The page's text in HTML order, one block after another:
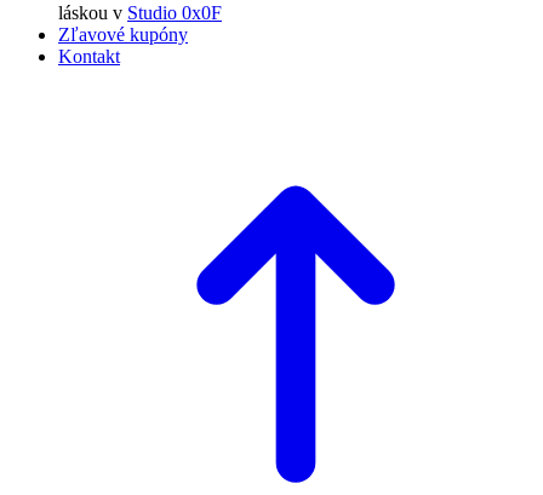
láskou v Studio 0x0F
Zľavové kupóny
Kontakt